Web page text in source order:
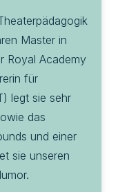
Master in
Royal Academy
für
legt sie sehr
das
und einer
sie unseren